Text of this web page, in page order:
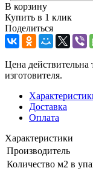
В корзину
Купить в 1 клик
Поделиться
Цена действительна
изготовителя.
Доставка
Оплата
Характеристики
Производитель
Количество м2 в